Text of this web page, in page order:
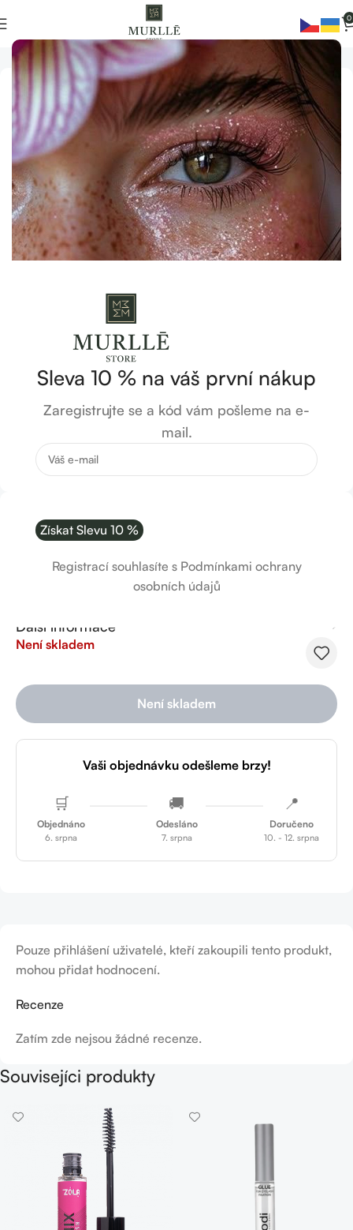
Sleva 10 % na váš první nákup
Zaregistrujte se a kód vám pošleme na e-
mail.
Registrací souhlasíte s Podmínkami ochrany
osobních údajů
0
Domů Nástroje Niť na obočí
Označovací niť zlatá, Zola
Kč
Další informace
Není skladem
Není skladem
Vaši objednávku odešleme brzy!
🛒
Objednáno
6. srpna
🚚
Odesláno
7. srpna
📍
Doručeno
10. - 12. srpna
Recenze
Zatím zde nejsou žádné recenze.
Pouze přihlášení uživatelé, kteří zakoupili tento produkt,
mohou přidat hodnocení.
Souvisejíci produkty